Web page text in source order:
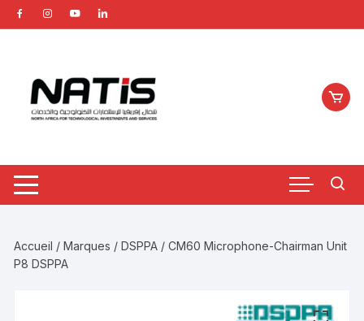
Aller
au
Accueil /Marques /DSPPA / CM60 Microphone-Chairman Unit
P8 DSPPA